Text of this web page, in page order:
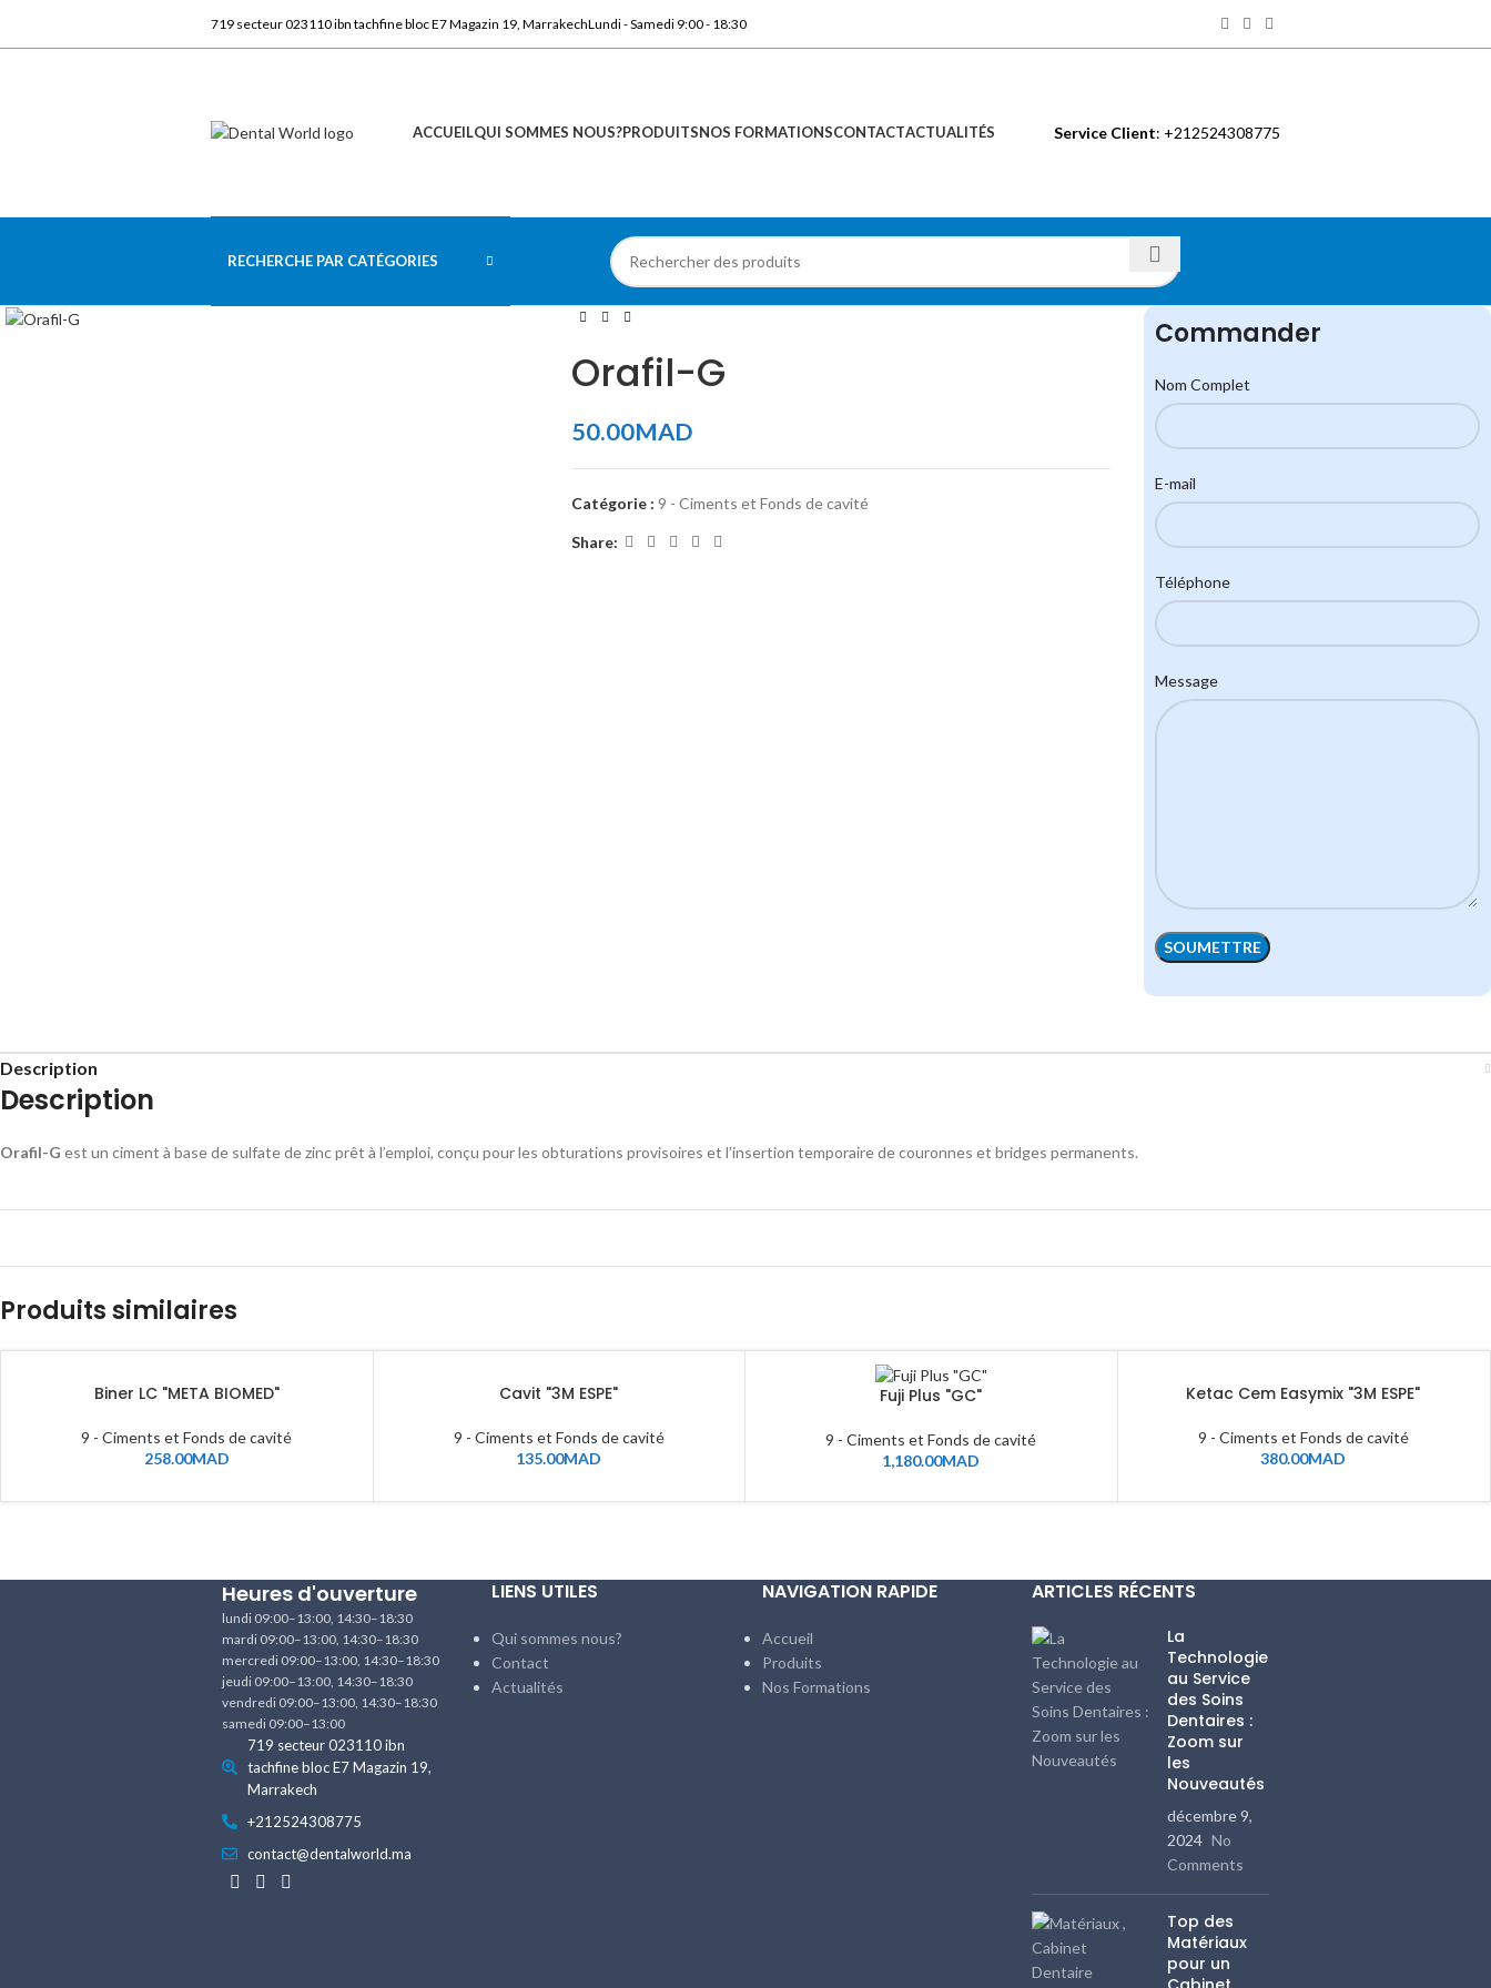
719 secteur 023110 ibn tachfine bloc E7 Magazin 19, MarrakechLundi - Samedi 9:00 - 18:30
ACCUEILQUI SOMMES NOUS?PRODUITSNOS FORMATIONSCONTACTACTUALITÉS Service Client: +212524308775
RECHERCHE PAR CATÉGORIES
Orafil-G
50.00MAD
Catégorie : 9 - Ciments et Fonds de cavité
Share:
Commander
Nom Complet
E-mail
Téléphone
Message
Description
Description
Orafil-G est un ciment à base de sulfate de zinc prêt à l’emploi, conçu pour les obturations provisoires et l’insertion temporaire de couronnes et bridges permanents.
Produits similaires
Biner LC "META BIOMED"
9 - Ciments et Fonds de cavité
258.00MAD
Cavit "3M ESPE"
9 - Ciments et Fonds de cavité
135.00MAD
Fuji Plus "GC"
9 - Ciments et Fonds de cavité
1,180.00MAD
Ketac Cem Easymix "3M ESPE"
9 - Ciments et Fonds de cavité
380.00MAD
Heures d'ouverture
lundi 09:00–13:00, 14:30–18:30
mardi 09:00–13:00, 14:30–18:30
mercredi 09:00–13:00, 14:30–18:30
jeudi 09:00–13:00, 14:30–18:30
vendredi 09:00–13:00, 14:30–18:30
samedi 09:00–13:00
719 secteur 023110 ibn
tachfine bloc E7 Magazin 19,
Marrakech
+212524308775
contact@dentalworld.ma
LIENS UTILES
Qui sommes nous?
Contact
Actualités
NAVIGATION RAPIDE
Accueil
Produits
Nos Formations
ARTICLES RÉCENTS
La
Technologie
au Service
des Soins
Dentaires :
Zoom sur
les
Nouveautés
décembre 9,
2024 No
Comments
Top des
Matériaux
pour un